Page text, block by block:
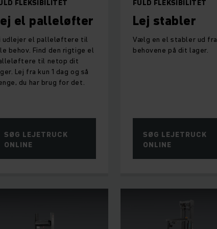
FLEKSIBILITET
el palleløfter
udlejer el palleløftere til
behov. Find den rigtige el
til netop dit
Lej fra kun 1 dag og så
du har brug for det.
SØG LEJETRUCK
ONLINE
FULD FLEKSIBILITET
Lej stabler
Vælg en el stabler ud fra
behovene på dit lager.
SØG LEJETRUCK
ONLINE